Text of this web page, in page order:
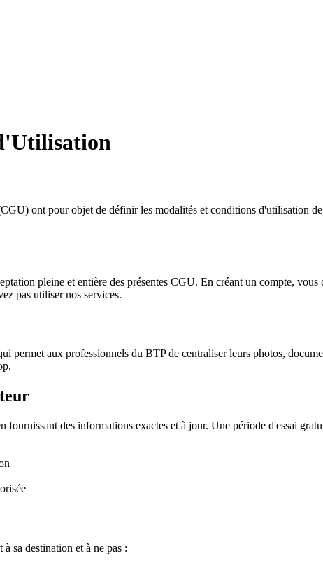
ont pour objet de définir les modalités et conditions d'utilisation
pleine et entière des présentes CGU. En créant un compte,
pas utiliser nos services.
permet aux professionnels du BTP de centraliser leurs photos,
des informations exactes et à jour. Une période d'essai
sa destination et à ne pas :